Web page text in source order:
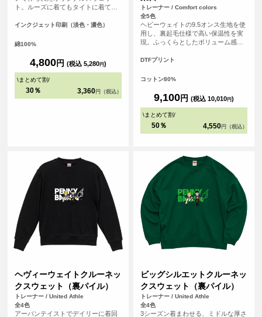
ト。ルーズに着てもタイトに着て
どんなスタイルにも合わせやすいア
地でオールシーズン着用可能。カラ
好みの一着を見つけてください。ま
た、友達同士やグループで揃えて楽
しむのありですね。フェスやイベン
ーンでも使い勝手がよい一着は持っ
インクジェット印刷（淡色・濃色）
綿100%
4,800円 (税込 5,280円)
\まとめて割/
30％ 3,360 円（税込）
トレーナー / Comfort colors
全5色
ヘビーウェイトの9.5オンス生地を使
用し、裏起毛仕様で高い保温性を実
現。ふっくらとしたボリューム感が
増すガーメントダイ（製品染め）な
ながら存在感があり、カジュアルか
躍するアイテムです。 <br> ※お客様
の閲覧環境により、商品の色が実際
と異なって見える場合がございま
DTFプリント
コットン80%
9,100円 (税込 10,010円)
\まとめて割/
50％ 4,550 円（税込）
ヘヴィーウェイトクルーネッ
クスウェット（裏パイル）
トレーナー / United Athle
全4色
アーバンテイストでデイリーに着回
ビッグシルエットクルーネッ
クスウェット（裏パイル）
トレーナー / United Athle
全4色
3シーズン着まわせる、ミドルな厚さ